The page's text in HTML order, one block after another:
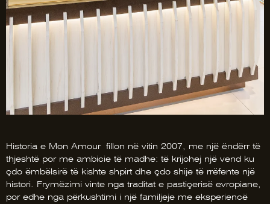
Historia e Mon Amour fillon në vitin 2007, me një ëndërr të
thjeshtë por me ambicie të madhe: të krijohej një vend ku
çdo ëmbëlsirë të kishte shpirt dhe çdo shije të rrëfente një
histori. Frymëzimi vinte nga traditat e pastiçerisë evropiane,
por edhe nga përkushtimi i një familjeje me eksperiencë